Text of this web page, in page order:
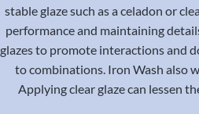
stable glaze such as a celadon or
performance and maintaining
glazes to promote interactions and
to combinations. Iron Wash also
Applying clear glaze can lessen